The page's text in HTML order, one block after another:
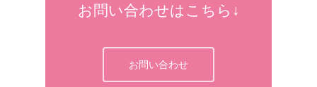
お問い合わせはこちら↓
お問い合わせ